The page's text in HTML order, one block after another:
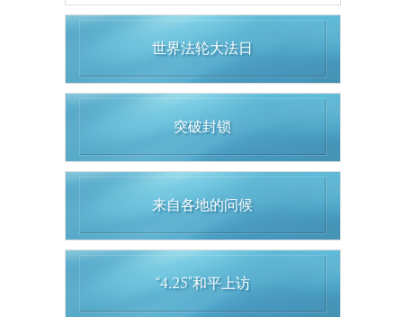
世界法轮大法日
突破封锁
来自各地的问候
“4.25”和平上访